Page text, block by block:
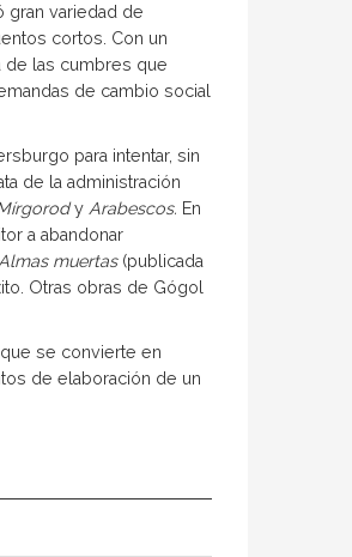
gran variedad de
cortos. Con un
de las cumbres que
de cambio social
para intentar, sin
de la administración
y Arabescos. En
a abandonar
Almas muertas (publicada
Otras obras de Gógol
se convierte en
de elaboración de un